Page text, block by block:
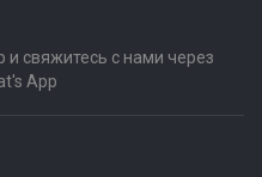
и свяжитесь с нами через
App